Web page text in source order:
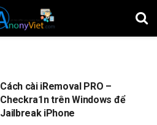
Cách cài iRemoval PRO –
Checkra1n trên Windows để
Jailbreak iPhone